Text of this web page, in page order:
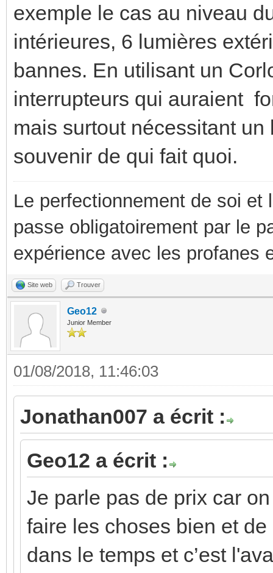
exemple le cas au niveau
intérieures, 6 lumières
bannes. En utilisant un
interrupteurs qui auraient
mais surtout nécessitant
souvenir de qui fait quoi.
Le perfectionnement de soi
passe obligatoirement par le
expérience avec les profanes
Site web Trouver
Geo12
Junior Member
01/08/2018, 11:46:03
Jonathan007 a écrit :
Geo12 a écrit :
Je parle pas de prix car
faire les choses bien et
dans le temps et c’est